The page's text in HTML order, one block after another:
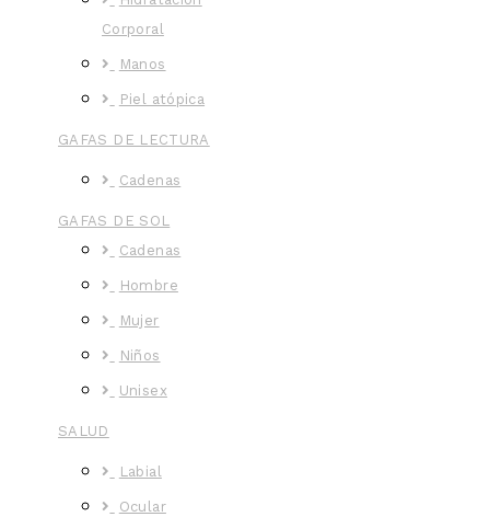
Corporal
Manos
Piel atópica
GAFAS DE LECTURA
Cadenas
GAFAS DE SOL
Cadenas
Hombre
Mujer
Niños
Unisex
SALUD
Labial
Ocular